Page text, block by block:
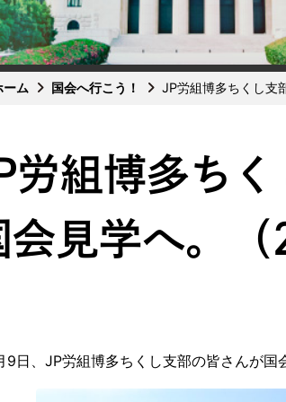
ーム 国会へ行こう！ JP労組博多ちくし支
労組博多ち
会見学へ。（
、JP労組博多ちくし支部の皆さんが国